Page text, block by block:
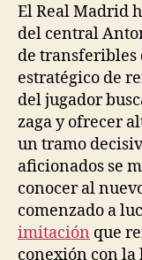
El Real Madrid
del central
de
estratégico de
del jugador
zaga y ofrecer
un tramo
aficionados se
conocer al
comenzado a
imitación que
conexión con